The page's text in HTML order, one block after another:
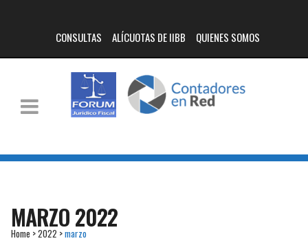
CONSULTAS ALÍCUOTAS DE IIBB QUIENES SOMOS
MARZO 2022
Home >2022 >marzo